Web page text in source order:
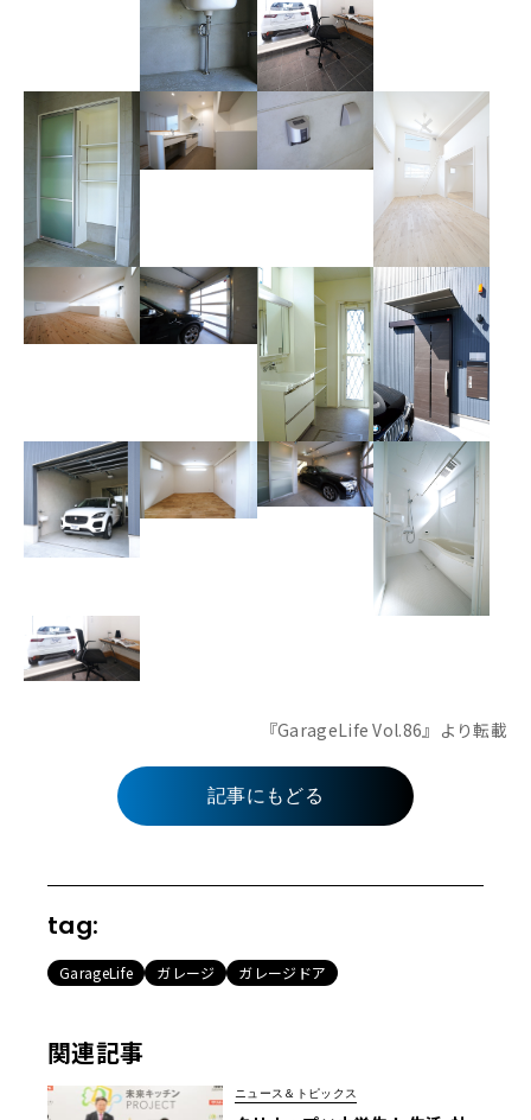
『GarageLife Vol.86』より転載
記事にもどる
tag:
GarageLife ガレージ ガレージドア
関連記事
ニュース＆トピックス